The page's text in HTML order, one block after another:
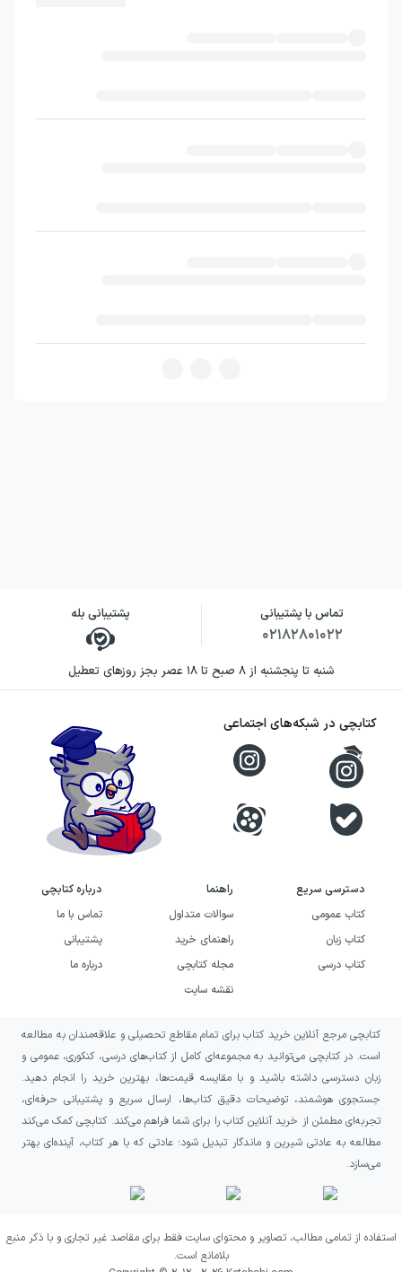
تماس با پشتیبانی
۰۲۱۸۲۸۰۱۰۲۲
پشتیبانی بله
شنبه تا پنجشنبه از ۸ صبح تا ۱۸ عصر بجز روزهای تعطیل
دسترسی سریع
کتاب عمومی
کتاب زبان
کتاب درسی
راهنما
سوالات متداول
راهنمای خرید
مجله کتابچی
نقشه سایت
درباره کتابچی
تماس با ما
پشتیبانی
درباره ما
کتابچی در شبکه‌های اجتماعی
کتابچی مرجع آنلاین خرید کتاب برای تمام مقاطع تحصیلی و علاقه‌مندان به مطالعه
است. در کتابچی می‌توانید به مجموعه‌ای کامل از کتاب‌های درسی، کنکوری، عمومی و
زبان دسترسی داشته باشید و با مقایسه قیمت‌ها، بهترین خرید را انجام دهید.
جستجوی هوشمند، توضیحات دقیق کتاب‌ها، ارسال سریع و پشتیبانی حرفه‌ای،
تجربه‌ای مطمئن از خرید آنلاین کتاب را برای شما فراهم می‌کند. کتابچی کمک می‌کند
مطالعه به عادتی شیرین و ماندگار تبدیل شود؛ عادتی که با هر کتاب، آینده‌ای بهتر
می‌سازد.
استفاده از تمامی مطالب، تصاویر و محتوای سایت فقط برای مقاصد غیر تجاری و با ذکر منبع
بلامانع است.